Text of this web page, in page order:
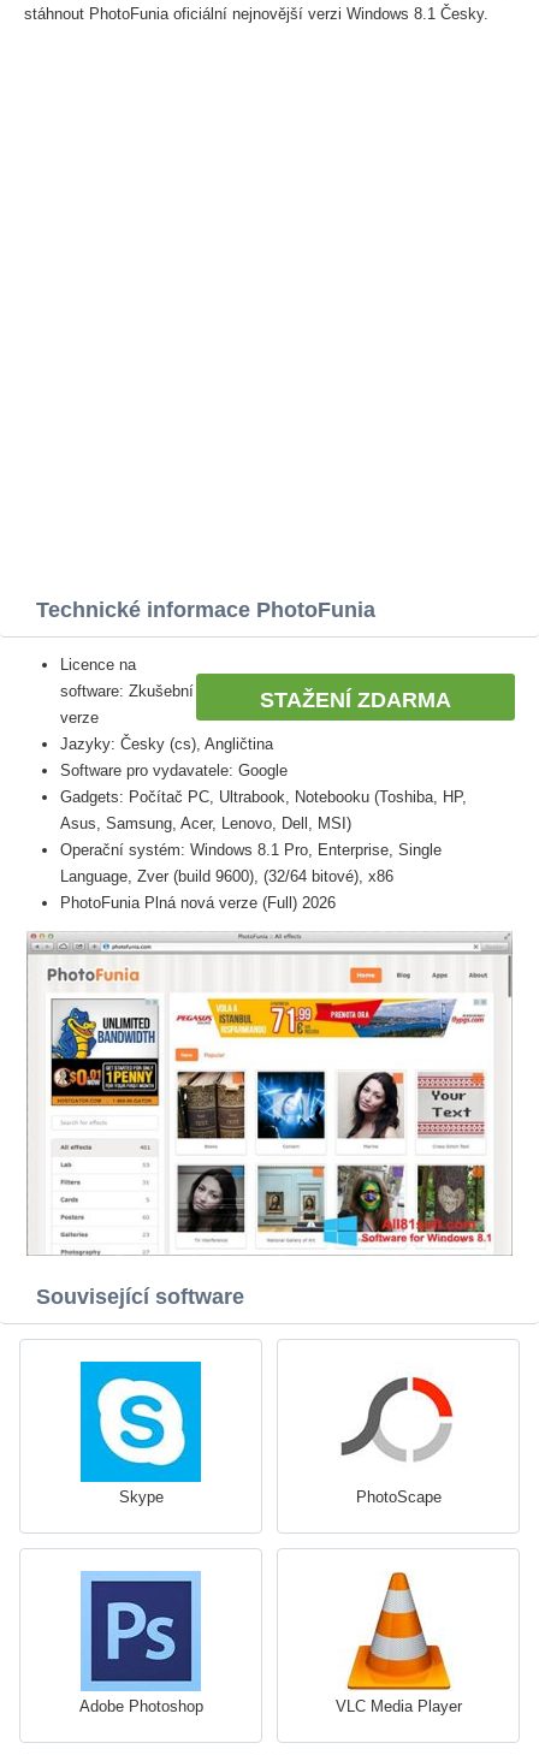
stáhnout PhotoFunia oficiální nejnovější verzi Windows 8.1 Česky.
Technické informace PhotoFunia
STAŽENÍ ZDARMA
Licence na
software: Zkušební
verze
Jazyky: Česky (cs), Angličtina
Software pro vydavatele: Google
Gadgets: Počítač PC, Ultrabook, Notebooku (Toshiba, HP,
Asus, Samsung, Acer, Lenovo, Dell, MSI)
Operační systém: Windows 8.1 Pro, Enterprise, Single
Language, Zver (build 9600), (32/64 bitové), x86
PhotoFunia Plná nová verze (Full) 2026
Související software
Skype PhotoScape
Adobe Photoshop VLC Media Player